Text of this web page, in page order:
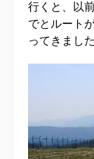
行くと、以
でとルート
ってきました